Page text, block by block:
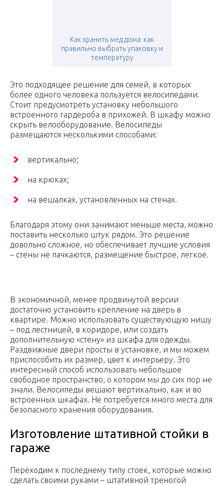
Как хранить мед дома: как
правильно выбрать упаковку и
температуру
Это подходящее решение для семей, в которых
более одного человека пользуется велосипедами.
Стоит предусмотреть установку небольшого
встроенного гардероба в прихожей. В шкафу можно
скрыть велооборудование. Велосипеды
размещаются несколькими способами:
вертикально;
на крюках;
на вешалках, установленных на стенах.
Благодаря этому они занимают меньше места, можно
поставить несколько штук рядом. Это решение
довольно сложное, но обеспечивает лучшие условия
– стены не пачкаются, размещение быстрое, легкое.
В экономичной, менее продвинутой версии
достаточно установить крепление на дверь в
квартире. Можно использовать существующую нишу
– под лестницей, в коридоре, или создать
дополнительную «стену» из шкафа для одежды.
Раздвижные двери просты в установке, и мы можем
приспособить их размер, цвет к интерьеру. Это
интересный способ использовать небольшое
свободное пространство, о котором мы до сих пор не
знали. Велосипеды вешают вертикально, как и во
встроенных шкафах. Не потребуется много места для
безопасного хранения оборудования.
Изготовление штативной стойки в
гараже
Переходим к последнему типу стоек, которые можно
сделать своими руками – штативной треногой